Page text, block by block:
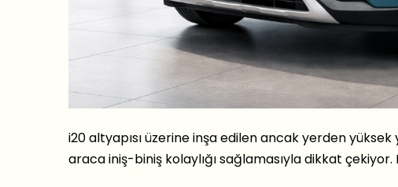
i20 altyapısı üzerine inşa edilen ancak yerden yüksek
araca iniş-biniş kolaylığı sağlamasıyla dikkat